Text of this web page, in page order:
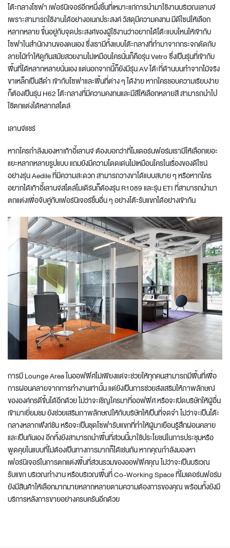
โต๊ะกลางโซฟา เฟอร์นิเจอร์อีกหนึ่งชิ้นที่เหมาะแก่การนำมาใช้งานบริเวณเลานจ์
เพราะสามารถใช้งานได้อย่างอเนกประสงค์ วัสดุมีความคงทน มีดีไซน์ให้เลือก
หลากหลาย ขึ้นอยู่กับจุดประสงค์ของผู้ใช้งานว่าอยากได้โต๊ะแบบไหนให้เข้ากับ
โซฟาในสำนักงานของตนเอง ซึ่งเรามีทั้งแบบโต๊ะกลางที่ทำมาจากกระจกตัดกับ
ลายไม้ทำให้ดูทันสมัยสวยงามไม่เหมือนใครนั่นก็คือรุ่น Vetroซึ่งเป็นรุ่นที่เข้ากับ
พื้นที่ได้หลากหลายนั่นเองแต่นอกจากนี้ก็ยังมีรุ่น AV โต๊ะที่ด้านบนทำจากไม้จริง
ขาเหล็กเป็นสีดำ เข้ากับโซฟาและพื้นที่ต่าง ๆได้ง่าย หากใครชอบความเรียบง่าย
ก็ต้องเป็นรุ่น H62โต๊ะกลางที่มีความคงทนและมีสีให้เลือกหลายสีสามารถนำไป
ใช้ตกแต่งได้หลากสไตล์
เลานจ์แชร์
หากใครกำลังมองหาเก้าอี้เลานจ์ ต้องบอกว่าที่โมเดอร์นฟอร์มเรามีให้เลือกเยอะ
แยะหลากหลายรูปแบบแถมยังมีความโดดเด่นไม่เหมือนใครในเรื่องของดีไซน์
อย่างรุ่น Aedile ที่มีความสะดวก สามารถวางขาได้แบบสบาย ๆ หรือหากใคร
อยากได้เก้าอี้เลานจ์สไตล์โมเดิร์นก็ต้องรุ่น R1089 และรุ่น ETI ที่สามารถนำมา
ตกแต่งเพื่อจับคู่กับเฟอร์นิเจอร์ชิ้นอื่น ๆอย่างโต๊ะรับแขกได้อย่างเข้ากัน
การมี Lounge Area ในออฟฟิศไม่เพียงแต่จะช่วยให้ทุกคนสามารถมีพื้นที่เพื่อ
การผ่อนคลายจากการทำงานเท่านั้น แต่ยังเป็นการช่วยส่งเสริมให้ภาพลักษณ์
ขององค์กรดีขึ้นได้อีกด้วยไม่ว่าจะเชิญใครมาที่ออฟฟิศ หรือจะเปิดบริษัทให้ผู้อื่น
เข้ามาเยี่ยมชม ยังช่วยเสริมภาพลักษณ์ให้กับบริษัทให้เป็นที่จดจำ ไม่ว่าจะเป็นโต๊ะ
กลางหลากฟังก์ชัน หรือจะเป็นชุดโซฟารับแขกที่ทำให้ผู้มาเยือนรู้สึกผ่อนคลาย
และเป็นกันเองอีกทั้งยังสามารถนำพื้นที่ส่วนนี้มาใช้ประโยชน์ในการประชุมหรือ
พูดคุยในแบบที่ไม่ต้องเป็นทางการมากก็ได้เช่นกันหากคุณกำลังมองหา
เฟอร์นิเจอร์ในการตกแต่งพื้นที่ส่วนรวมของออฟฟิศคุณ ไม่ว่าจะเป็นบริเวณ
รับแขก บริเวณทำงาน หรือบริเวณพื้นที่ Co-Working Space ที่โมเดอร์นฟอร์ม
ยังมีสินค้าให้เลือกมากมายหลากหลายตามความต้องการของคุณ พร้อมทั้งยังมี
บริการหลังการขายอย่างครบครันอีกด้วย